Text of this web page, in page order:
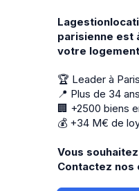
parisienne est
votre
🏆 Leader à
📍 Plus de 34
🏢 +2500 biens
💰 +34 M€ de
Vous
Contactez nos